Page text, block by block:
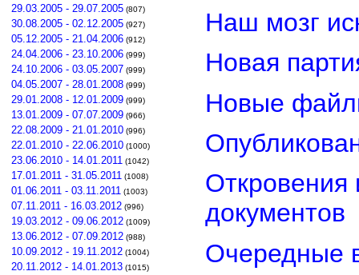
29.03.2005 - 29.07.2005 (807)
30.08.2005 - 02.12.2005 (927)
05.12.2005 - 21.04.2006 (912)
24.04.2006 - 23.10.2006 (999)
24.10.2006 - 03.05.2007 (999)
04.05.2007 - 28.01.2008 (999)
29.01.2008 - 12.01.2009 (999)
13.01.2009 - 07.07.2009 (966)
22.08.2009 - 21.01.2010 (996)
22.01.2010 - 22.06.2010 (1000)
23.06.2010 - 14.01.2011 (1042)
17.01.2011 - 31.05.2011 (1008)
01.06.2011 - 03.11.2011 (1003)
07.11.2011 - 16.03.2012 (996)
19.03.2012 - 09.06.2012 (1009)
13.06.2012 - 07.09.2012 (988)
10.09.2012 - 19.11.2012 (1004)
20.11.2012 - 14.01.2013 (1015)
Наш мозг
Новая
Новые
Откровения
документов
Очередные